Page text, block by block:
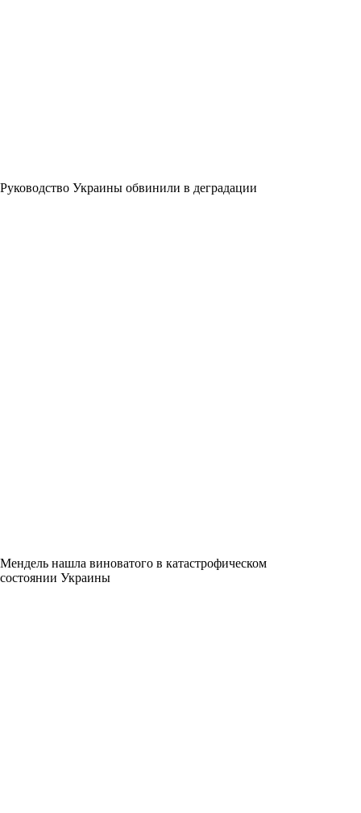
Руководство Украины обвинили в деградации
Мендель нашла виноватого в катастрофическом
состоянии Украины